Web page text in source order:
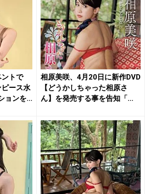
トで
ース水
ョンを...
相原美咲、4月20日に新作DVD
【どうかしちゃった相原さ
ん】を発売する事を告知「...